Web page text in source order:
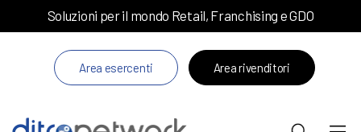
Soluzioni per il mondo Retail, Franchising e GDO
Area esercenti Area rivenditori